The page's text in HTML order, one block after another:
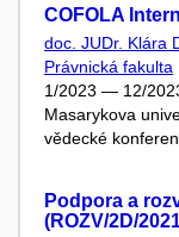
COFOLA
doc. JUDr. Klára
Právnická fakulta
1/2023 — 12/
Masarykova
vědecké
Podpora a
(ROZV/2D/